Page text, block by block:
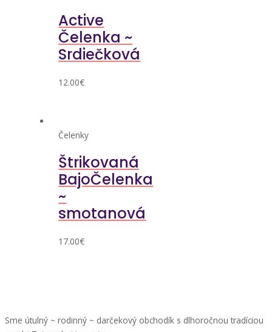
Active
Čelenka ~
Srdiečková
12.00€
Čelenky
Štrikovaná
BajoČelenka
~
smotanová
17.00€
Sme útulný ~ rodinný ~ darčekový obchodík s dlhoročnou tradíciou